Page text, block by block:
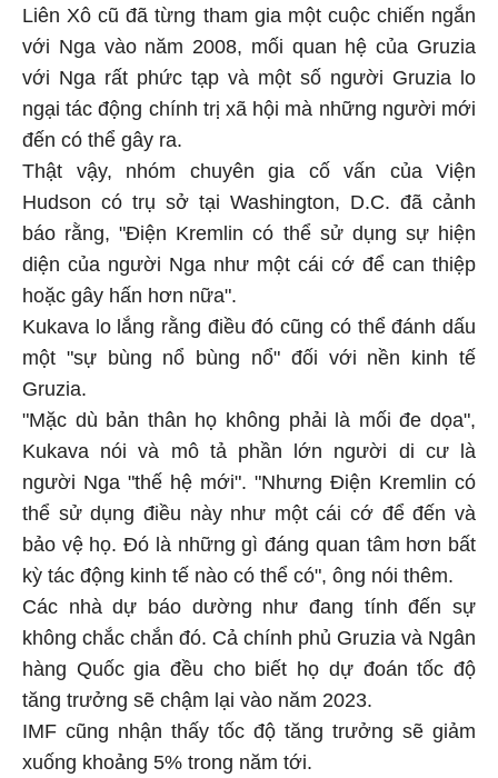
Liên Xô cũ đã từng tham gia một cuộc chiến ngắn
với Nga vào năm 2008, mối quan hệ của Gruzia
với Nga rất phức tạp và một số người Gruzia lo
ngại tác động chính trị xã hội mà những người mới
đến có thể gây ra.
Thật vậy, nhóm chuyên gia cố vấn của Viện
Hudson có trụ sở tại Washington, D.C. đã cảnh
báo rằng, "Điện Kremlin có thể sử dụng sự hiện
diện của người Nga như một cái cớ để can thiệp
hoặc gây hấn hơn nữa".
Kukava lo lắng rằng điều đó cũng có thể đánh dấu
một "sự bùng nổ bùng nổ" đối với nền kinh tế
Gruzia.
"Mặc dù bản thân họ không phải là mối đe dọa",
Kukava nói và mô tả phần lớn người di cư là
người Nga "thế hệ mới". "Nhưng Điện Kremlin có
thể sử dụng điều này như một cái cớ để đến và
bảo vệ họ. Đó là những gì đáng quan tâm hơn bất
kỳ tác động kinh tế nào có thể có", ông nói thêm.
Các nhà dự báo dường như đang tính đến sự
không chắc chắn đó. Cả chính phủ Gruzia và Ngân
hàng Quốc gia đều cho biết họ dự đoán tốc độ
tăng trưởng sẽ chậm lại vào năm 2023.
IMF cũng nhận thấy tốc độ tăng trưởng sẽ giảm
xuống khoảng 5% trong năm tới.